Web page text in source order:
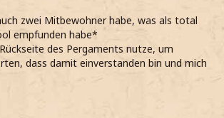
zwei Mitbewohner habe, was als total
empfunden habe*
des Pergaments nutze, um
dass damit einverstanden bin und mich